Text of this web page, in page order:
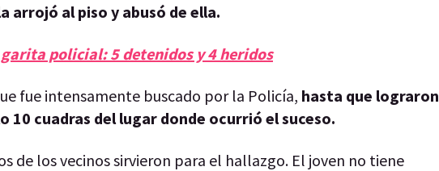
arrojó al piso y abusó de ella.
garita policial: 5 detenidos y 4 heridos
fue intensamente buscado por la Policía, hasta que lograron
10 cuadras del lugar donde ocurrió el suceso.
de los vecinos sirvieron para el hallazgo. El joven no tiene